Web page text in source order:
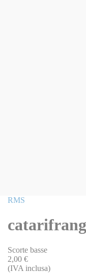
Vai
galleria
immagini
RMS
Scorte basse
2,00 €
(IVA inclusa)